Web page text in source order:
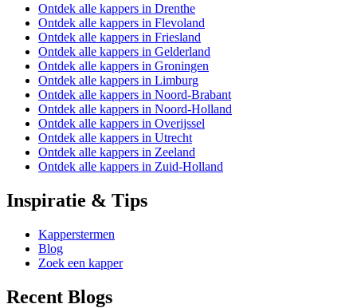
Ontdek alle kappers in Drenthe
Ontdek alle kappers in Flevoland
Ontdek alle kappers in Friesland
Ontdek alle kappers in Gelderland
Ontdek alle kappers in Groningen
Ontdek alle kappers in Limburg
Ontdek alle kappers in Noord-Brabant
Ontdek alle kappers in Noord-Holland
Ontdek alle kappers in Overijssel
Ontdek alle kappers in Utrecht
Ontdek alle kappers in Zeeland
Ontdek alle kappers in Zuid-Holland
Inspiratie & Tips
Kapperstermen
Blog
Zoek een kapper
Recent Blogs